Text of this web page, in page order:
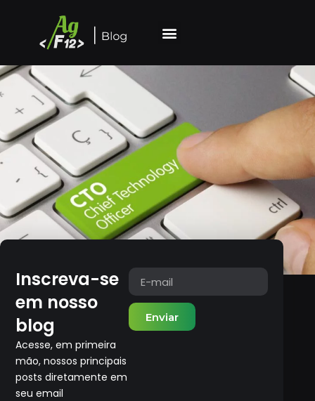
Inscreva-se
em nosso
blog
Acesse, em primeira
mão, nossos principais
posts diretamente em
seu email
Enviar